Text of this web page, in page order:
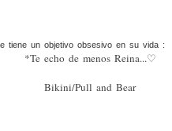
tiene un objetivo obsesivo en su vida :
*Te echo de menos Reina...♡
Bikini/Pull and Bear